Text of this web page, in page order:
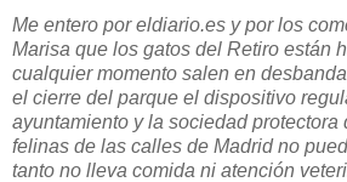
Me entero por eldiario.es y por los
Marisa que los gatos del Retiro están
cualquier momento salen en
el cierre del parque el dispositivo
ayuntamiento y la sociedad protectora
felinas de las calles de Madrid no
tanto no lleva comida ni atención